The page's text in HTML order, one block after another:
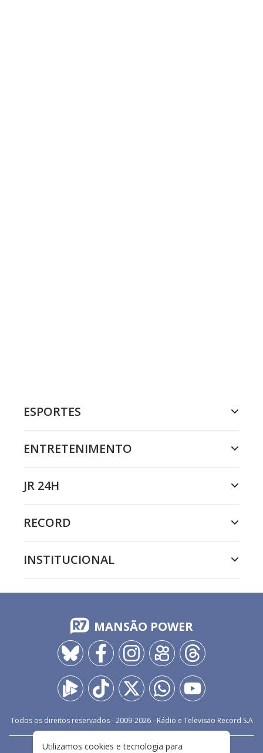
ESPORTES
ENTRETENIMENTO
JR 24H
RECORD
INSTITUCIONAL
MANSÃO POWER
Todos os direitos reservados - 2009-2026- Rádio e Televisão Record S.A
Utilizamos cookies e tecnologia para